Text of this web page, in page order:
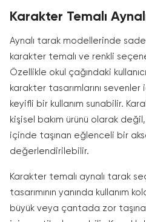
Karakter Temalı
Aynalı tarak modellerinde sade
karakter temalı ve renkli
Özellikle okul çağındaki
karakter tasarımlarını
keyifli bir kullanım sunabilir.
kişisel bakım ürünü olarak
içinde taşınan eğlenceli bir
değerlendirilebilir.
Karakter temalı aynalı tarak
tasarımının yanında kullanım
büyük veya çantada zor